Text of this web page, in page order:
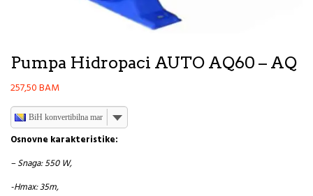
Pumpa Hidropaci AUTO AQ60 – AQ
257,50BAM
BiH konvertibilna marka
Osnovne karakteristike:
– Snaga: 550 W,
-Hmax: 35m,